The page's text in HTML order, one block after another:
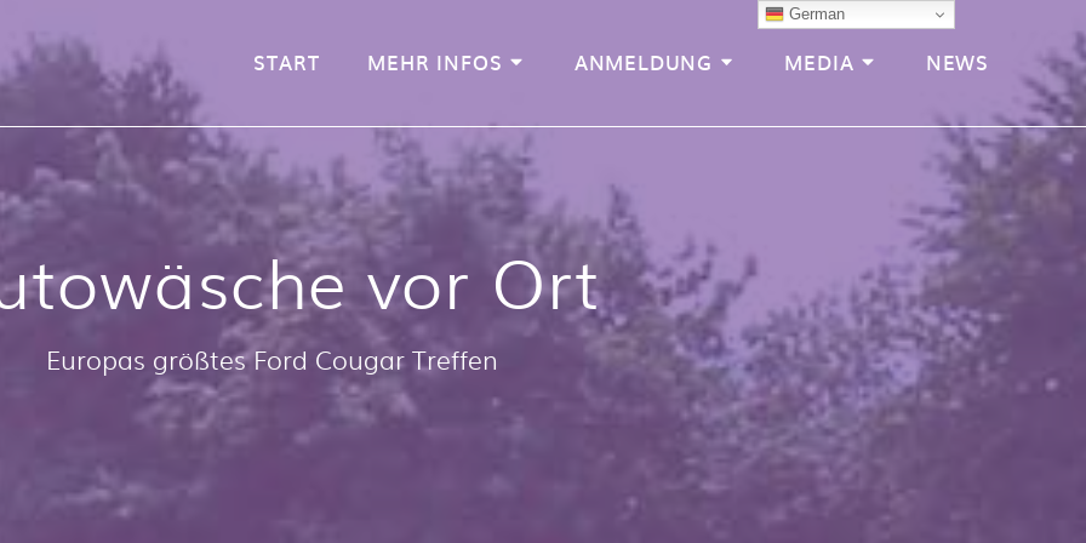
START MEHR INFOS ANMELDUNG MEDIA NEWS
vor Ort
Europas größtes Ford Cougar Treffen
German